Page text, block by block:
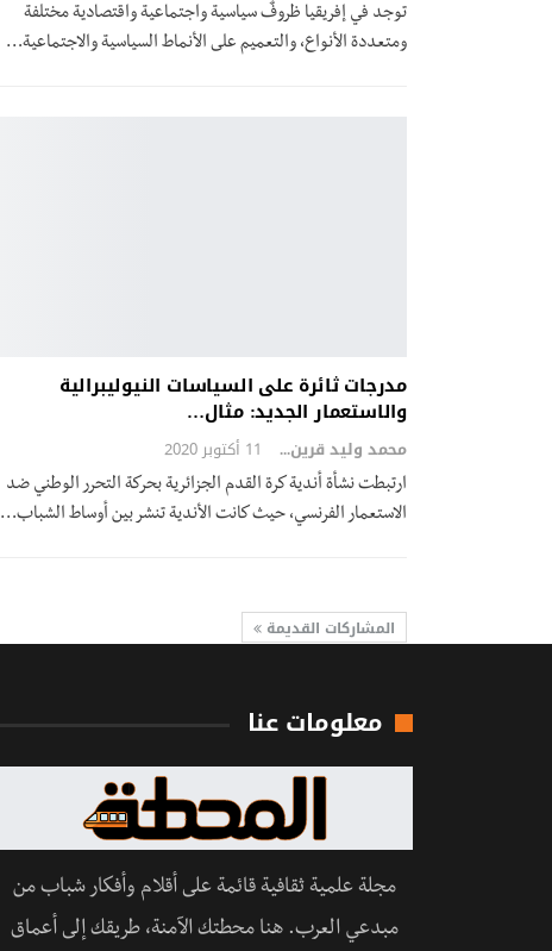
توجد في إفريقيا ظروفٌ سياسية واجتماعية واقتصادية مختلفة
ومتعددة الأنواع، والتعميم على الأنماط السياسية والاجتماعية…
مدرجات ثائرة على السياسات النيوليبرالية
والاستعمار الجديد: مثال…
محمد وليد قرين 11 أكتوبر 2020
ارتبطت نشأة أندية كرة القدم الجزائرية بحركة التحرر الوطني ضد
الاستعمار الفرنسي، حيث كانت الأندية تنشر بين أوساط الشباب…
المشاركات القديمة
معلومات عنا
مجلة علمية ثقافية قائمة على أقلام وأفكار شباب من
مبدعي العرب. هنا محطتك الآمنة، طريقك إلى أعماق